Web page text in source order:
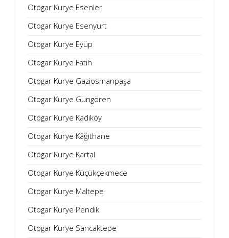
Otogar Kurye Esenler
Otogar Kurye Esenyurt
Otogar Kurye Eyüp
Otogar Kurye Fatih
Otogar Kurye Gaziosmanpaşa
Otogar Kurye Güngören
Otogar Kurye Kadıköy
Otogar Kurye Kâğıthane
Otogar Kurye Kartal
Otogar Kurye Küçükçekmece
Otogar Kurye Maltepe
Otogar Kurye Pendik
Otogar Kurye Sancaktepe